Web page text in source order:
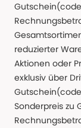
reduzierter
Aktionen oder
exklusiv über
Sonderpreis zu